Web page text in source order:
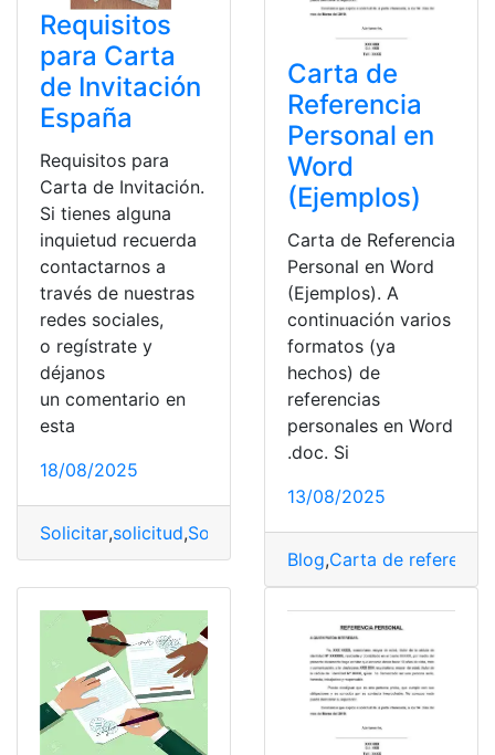
Requisitos
para Carta
de Invitación
España
Requisitos para
Carta de Invitación.
Si tienes alguna
inquietud recuerda
contactarnos a
través de nuestras
redes sociales,
o regístrate y
déjanos
un comentario en
esta
18/08/2025
Solicitar,solicitud,Solicitudes,Trámites,Trámites
Carta de
Referencia
Personal en
Word
(Ejemplos)
Carta de Referencia
Personal en Word
(Ejemplos). A
continuación varios
formatos (ya
hechos) de
referencias
personales en Word
.doc. Si
13/08/2025
Blog,Carta de referencia